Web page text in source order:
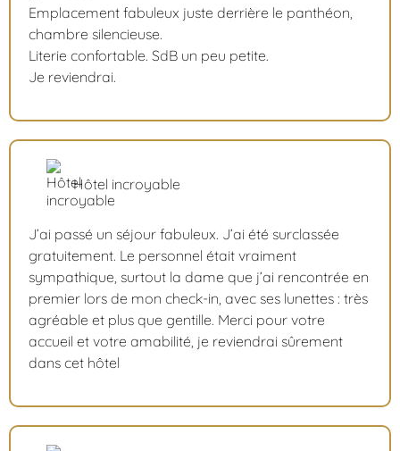
Emplacement fabuleux juste derrière le panthéon,
chambre silencieuse.
Literie confortable. SdB un peu petite.
Je reviendrai.
Hôtel incroyable
J’ai passé un séjour fabuleux. J’ai été surclassée
gratuitement. Le personnel était vraiment
sympathique, surtout la dame que j’ai rencontrée en
premier lors de mon check-in, avec ses lunettes : très
agréable et plus que gentille. Merci pour votre
accueil et votre amabilité, je reviendrai sûrement
dans cet hôtel